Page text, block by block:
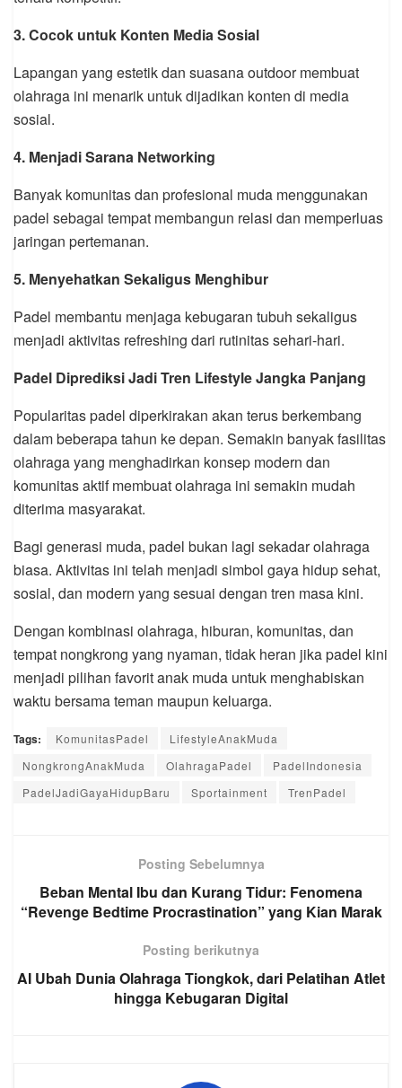
3. Cocok untuk Konten Media Sosial
Lapangan yang estetik dan suasana outdoor membuat
olahraga ini menarik untuk dijadikan konten di media
sosial.
4. Menjadi Sarana Networking
Banyak komunitas dan profesional muda menggunakan
padel sebagai tempat membangun relasi dan memperluas
jaringan pertemanan.
5. Menyehatkan Sekaligus Menghibur
Padel membantu menjaga kebugaran tubuh sekaligus
menjadi aktivitas refreshing dari rutinitas sehari-hari.
Padel Diprediksi Jadi Tren Lifestyle Jangka Panjang
Popularitas padel diperkirakan akan terus berkembang
dalam beberapa tahun ke depan. Semakin banyak fasilitas
olahraga yang menghadirkan konsep modern dan
komunitas aktif membuat olahraga ini semakin mudah
diterima masyarakat.
Bagi generasi muda, padel bukan lagi sekadar olahraga
biasa. Aktivitas ini telah menjadi simbol gaya hidup sehat,
sosial, dan modern yang sesuai dengan tren masa kini.
Dengan kombinasi olahraga, hiburan, komunitas, dan
tempat nongkrong yang nyaman, tidak heran jika padel kini
menjadi pilihan favorit anak muda untuk menghabiskan
waktu bersama teman maupun keluarga.
Tags: KomunitasPadel
LifestyleAnakMuda
NongkrongAnakMuda
OlahragaPadel
PadelIndonesia
PadelJadiGayaHidupBaru
Sportainment TrenPadel
Posting Sebelumnya
Beban Mental Ibu dan Kurang Tidur: Fenomena
“Revenge Bedtime Procrastination” yang Kian Marak
Posting berikutnya
AI Ubah Dunia Olahraga Tiongkok, dari Pelatihan Atlet
hingga Kebugaran Digital